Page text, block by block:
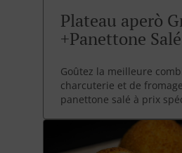
Plateau aperò
+Panettone Salé
Goûtez la meilleure
charcuterie et de
panettone salé à prix